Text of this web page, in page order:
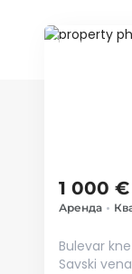
ID 10693
1 000 €
Аренда •
Bulevar
Savski